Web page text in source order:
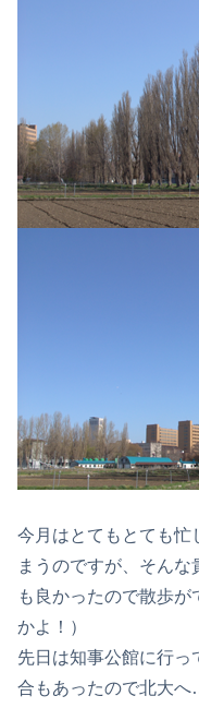
今月はとてもとても忙
まうのですが、そん
も良かったので散歩
かよ！）
先日は知事公館に行
合もあったので北大